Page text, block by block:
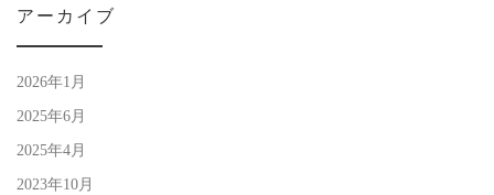
アーカイブ
2026年1月
2025年6月
2025年4月
2023年10月